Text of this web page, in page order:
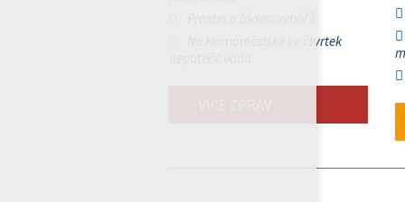
Na Hornoměstské ve čtvrtek